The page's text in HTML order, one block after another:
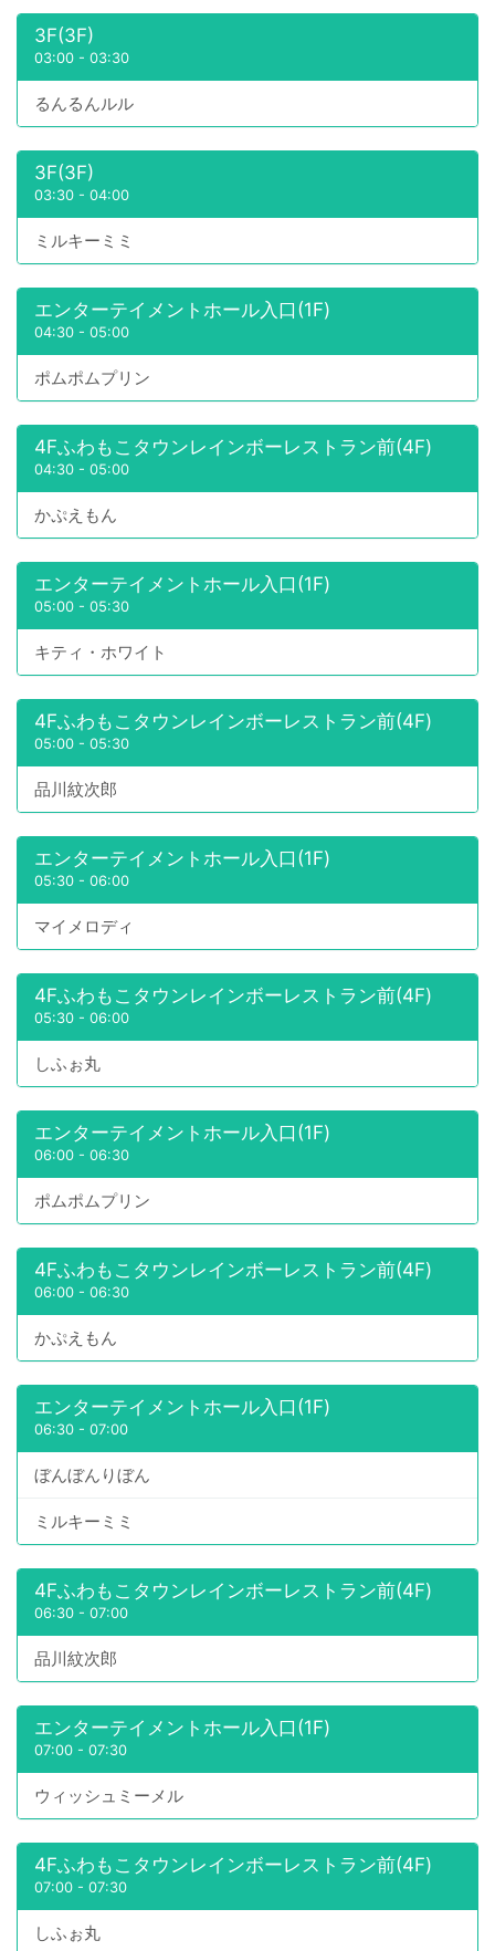
3F(3F)
03:00 - 03:30
るんるんルル
3F(3F)
03:30 - 04:00
ミルキーミミ
エンターテイメントホール入口(1F)
04:30 - 05:00
ポムポムプリン
4Fふわもこタウンレインボーレストラン前(4F)
04:30 - 05:00
かぷえもん
エンターテイメントホール入口(1F)
05:00 - 05:30
キティ・ホワイト
4Fふわもこタウンレインボーレストラン前(4F)
05:00 - 05:30
品川紋次郎
エンターテイメントホール入口(1F)
05:30 - 06:00
マイメロディ
4Fふわもこタウンレインボーレストラン前(4F)
05:30 - 06:00
しふぉ丸
エンターテイメントホール入口(1F)
06:00 - 06:30
ポムポムプリン
4Fふわもこタウンレインボーレストラン前(4F)
06:00 - 06:30
かぷえもん
エンターテイメントホール入口(1F)
06:30 - 07:00
ぼんぼんりぼん
ミルキーミミ
4Fふわもこタウンレインボーレストラン前(4F)
06:30 - 07:00
品川紋次郎
エンターテイメントホール入口(1F)
07:00 - 07:30
ウィッシュミーメル
4Fふわもこタウンレインボーレストラン前(4F)
07:00 - 07:30
しふぉ丸